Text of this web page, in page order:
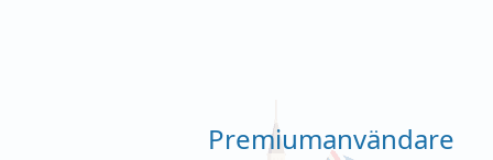
Premiumanvändare